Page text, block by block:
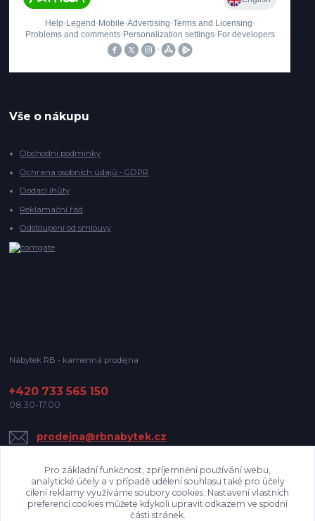
Vše o nákupu
Obchodní podmínky
Ochrana osobních údajů - GDPR
Dodací lhůty
Reklamační řád
Odstoupení od smlouvy
Nábytek RB - kamenná prodejna
+420 733 565 150
08.30-17.00
prodejna@rbnabytek.cz
Pro základní funkčnost, zpříjemnění používání webu,
analytické účely a v případě udělení souhlasu také pro účely
cílení reklamy využíváme soubory cookies. Nastavení vlastních
preferencí cookies můžete kdykoli upravit odkazem ve spodní
části stránek.